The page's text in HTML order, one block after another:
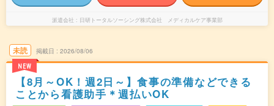
派遣会社 日研トータルソーシング株式会社 メディカルケア事業部
未読
NEW
掲載日 2026/08/06
【8月～OK！週2日～】食事の準備などできる
ことから看護助手＊週払いOK